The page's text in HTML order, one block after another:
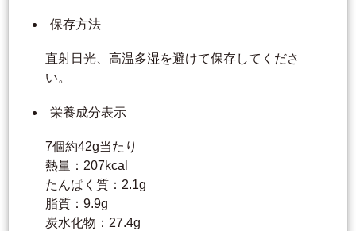
保存方法
直射日光、高温多湿を避けて保存してくださ
い。
栄養成分表示
7個約42g当たり
熱量：207kcal
たんぱく質：2.1g
脂質：9.9g
炭水化物：27.4g